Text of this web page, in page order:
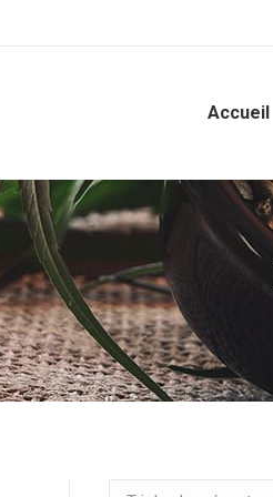
Accueil